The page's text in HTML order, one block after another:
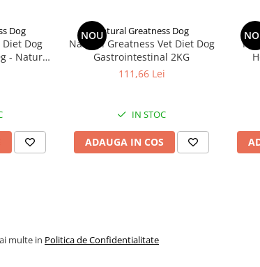
332
283 384 477 564
Dog
Dog
- Natural
NOUNatural Greatness Dog
Natural Greatness Vet Diet Dog
Gastrointestinal 2KG
111,66 Lei
IN STOC
ADAUGA IN COS
multe in Politica de Confidentialitate